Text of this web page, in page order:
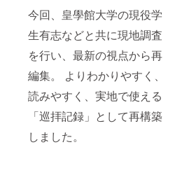
今回、皇學館大学の現役学
生有志などと共に現地調査
を行い、最新の視点から再
編集。 よりわかりやすく、
読みやすく、実地で使える
「巡拝記録」として再構築
しました。